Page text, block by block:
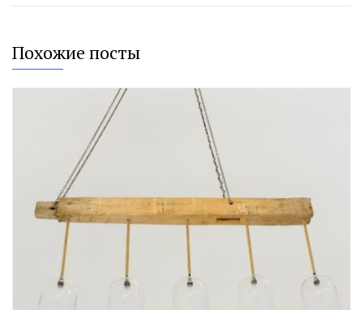
Похожие посты